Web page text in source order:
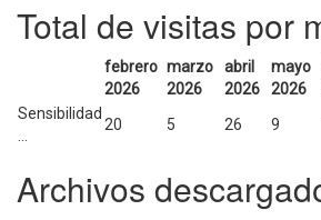
Total de visitas por
febrero
2026
marzo
2026
abril
2026
mayo
2026
Sensibilidad
20 5 26 9
Archivos